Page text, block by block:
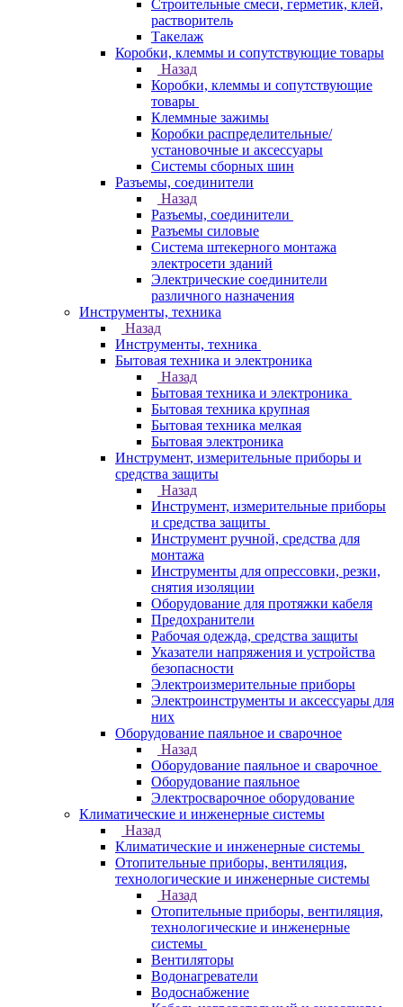
Строительные смеси, герметик, клей,
растворитель
Такелаж
Коробки, клеммы и сопутствующие товары
Назад
Коробки, клеммы и сопутствующие
товары
Клеммные зажимы
Коробки распределительные/
установочные и аксессуары
Системы сборных шин
Разъемы, соединители
Назад
Разъемы, соединители
Разъемы силовые
Система штекерного монтажа
электросети зданий
Электрические соединители
различного назначения
Инструменты, техника
Назад
Инструменты, техника
Бытовая техника и электроника
Назад
Бытовая техника и электроника
Бытовая техника крупная
Бытовая техника мелкая
Бытовая электроника
Инструмент, измерительные приборы и
средства защиты
Назад
Инструмент, измерительные приборы
и средства защиты
Инструмент ручной, средства для
монтажа
Инструменты для опрессовки, резки,
снятия изоляции
Оборудование для протяжки кабеля
Предохранители
Рабочая одежда, средства защиты
Указатели напряжения и устройства
безопасности
Электроизмерительные приборы
Электроинструменты и аксессуары для
них
Оборудование паяльное и сварочное
Назад
Оборудование паяльное и сварочное
Оборудование паяльное
Электросварочное оборудование
Климатические и инженерные системы
Назад
Климатические и инженерные системы
Отопительные приборы, вентиляция,
технологические и инженерные системы
Назад
Отопительные приборы, вентиляция,
технологические и инженерные
системы
Вентиляторы
Водонагреватели
Водоснабжение